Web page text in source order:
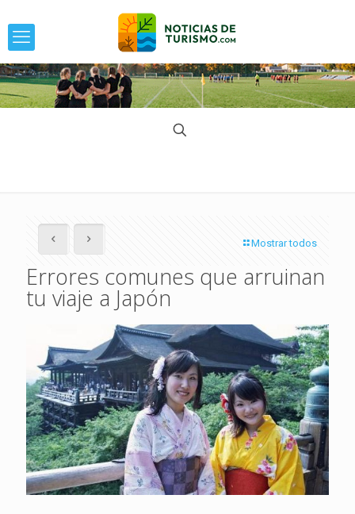
Mostrar todos
Errores comunes que arruinan
tu viaje a Japón